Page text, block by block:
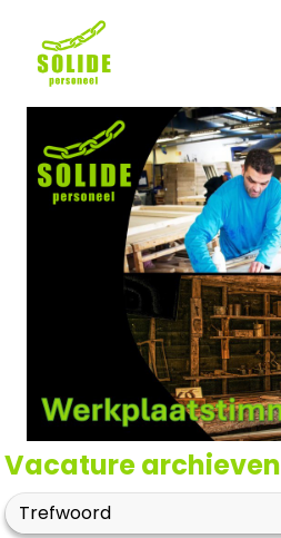
Vacature archieven
Trefwoord